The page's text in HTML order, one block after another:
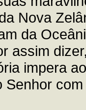
Nova
da
assim
impera
Senhor